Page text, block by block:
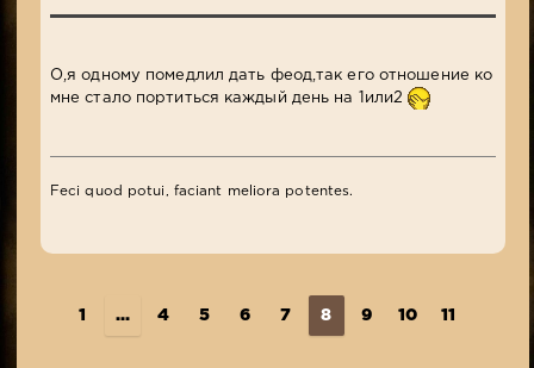
О,я одному помедлил дать феод,так его отношение ко
мне стало портиться каждый день на 1или2
Feci quod potui, faciant meliora potentes.
1 ... 4 5 6 7 8 9 10 11